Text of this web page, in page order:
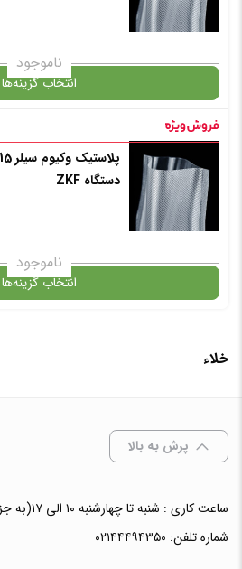
انتخاب رنگ : بی رنگ
✧ چت با پشتیبان واتس آپ
ناموجود
انتخاب گزینه‌ها
گارانتی
انتخاب رنگ : بی رنگ
دستگاه ZKF
ناموجود
انتخاب گزینه‌ها
گارانتیخلاء
پرش به بالا
ساعت کاری : شنبه تا چهارشنبه ۱۰ الی ۱۷(به جز ایام تعطیل)
شماره تلفن: ۰۲۱۴۴۴۹۴۳۵۰